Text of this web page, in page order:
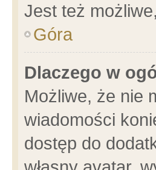
Jest też
Góra
Dlaczego w
Możliwe, że nie
wiadomości
dostęp do